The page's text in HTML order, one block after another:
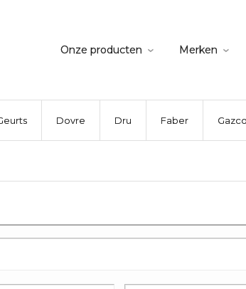
Onze producten Merken
Dovre Dru Faber Gazco